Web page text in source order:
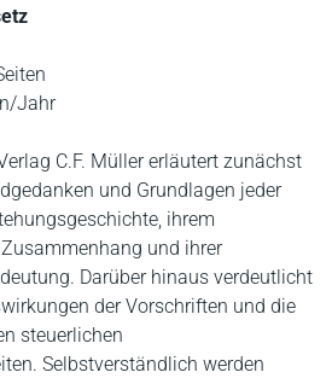
Jahr
C.F. Müller erläutert zunächst
und Grundlagen jeder
ihrem
und ihrer
Darüber hinaus verdeutlicht
der Vorschriften und die
steuerlichen
Selbstverständlich werden